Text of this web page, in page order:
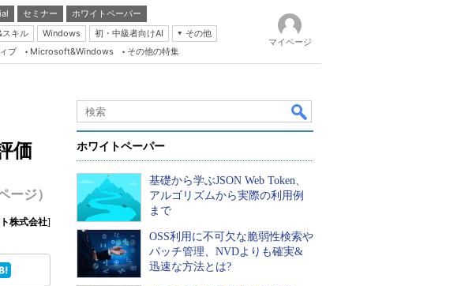
セミナー
ホワイトペーパー
スキル Windows 初・中級者向けAI
その他
Server & Storage
Java Agile
Database Expert
Master of IP Network
Security & Trust
ブ Microsoft&Windows その他の特集
マイページ
価
ージ）
株式会社]
ホワイトペーパー
基礎から学ぶJSON Web Token、
アルゴリズムから実際の利用例
まで
OSS利用に不可欠な脆弱性検索や
パッチ管理、NVDよりも確実&
迅速な方法とは?